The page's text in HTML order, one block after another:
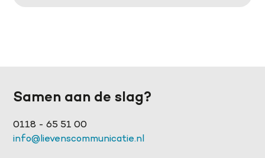
Samen aan de slag?
0118 - 65 51 00
info@lievenscommunicatie.nl